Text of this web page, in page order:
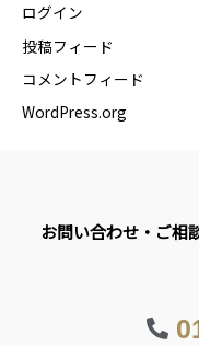
ログイン
投稿フィード
コメントフィード
WordPress.org
お問い合わせ・ご相